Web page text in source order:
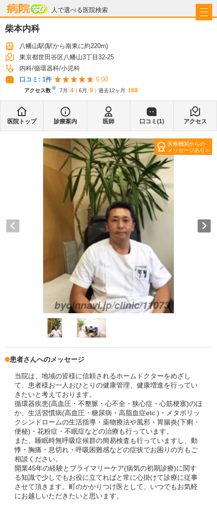
人で選べる医院検索
病院なび
柴本内科
八幡山駅(駅から南東に約220m)
東京都世田谷区八幡山3丁目32-25
内科 循環器科 小児科
口コミ: 1件 5.00
アクセス数※ 7月 : 4 6月 : 9 過去12ヶ月: 168
医院トップ 診療案内 医師 口コミ(1) アクセス
医療機関からの
メッセージあり
患者さんへのメッセージ
当院は、地域の皆様に信頼されるホームドクターをめざし
て、患者様お一人おひとりの健康管理、健康増進を行ってい
きたいと考えております。
循環器疾患(高血圧・不整脈・心不全・狭心症・心筋梗塞)のほ
か、生活習慣病(高血圧・糖尿病・高脂血症etc.)・メタボリッ
クシンドロームの生活指導・薬物療法や風邪・胃腸炎(下痢・
便秘)・花粉症・不眠症などの治療も行っています。
また、睡眠時無呼吸症候群の簡易検査も行っていますし、動
悸・胸痛・息切れ・呼吸困難感などの症状でお困りの方もご
相談ください。
開業45年の経験とプライマリーケア(病気の初期診療)に関す
る知識で少しでもお役に立てればと常に心掛けて診療に従事
させて頂きます。町のかかりつけ医として、いつでもお気軽
にお越しいただきたいと思います。